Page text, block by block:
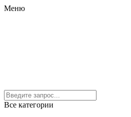
Меню
Все категории